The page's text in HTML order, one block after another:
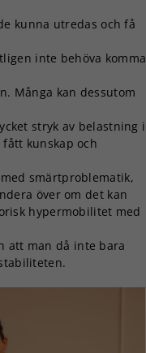
kunna utredas och få
inte behöva komma
Många kan dessutom
stryk av belastning i
kunskap och
smärtproblematik,
över om det kan
hypermobilitet med
att man då inte bara
kakor